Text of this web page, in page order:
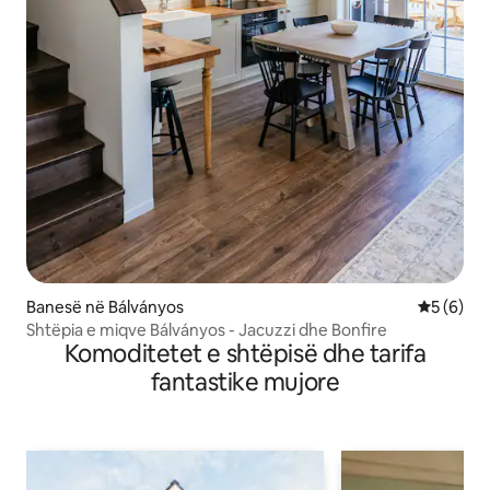
Banesë në Bálványos
5 (6)
Shtëpia e miqve Bálványos - Jacuzzi dhe Bonfire
Komoditetet e shtëpisë dhe tarifa
fantastike mujore